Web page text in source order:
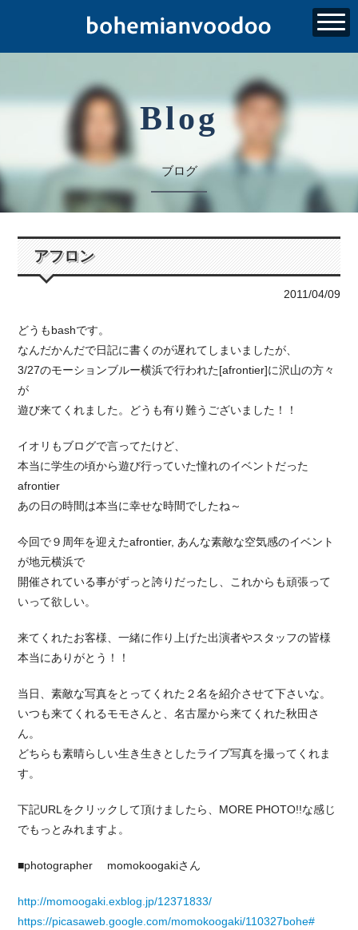
Blog
ブログ
アフロン
2011/04/09
どうもbashです。
なんだかんだで日記に書くのが遅れてしまいましたが、
3/27のモーションブルー横浜で行われた[afrontier]に沢山の方々
が
遊び来てくれました。どうも有り難うございました！！
イオリもブログで言ってたけど、
本当に学生の頃から遊び行っていた憧れのイベントだった
afrontier
あの日の時間は本当に幸せな時間でしたね～
今回で９周年を迎えたafrontier, あんな素敵な空気感のイベント
が地元横浜で
開催されている事がずっと誇りだったし、これからも頑張って
いって欲しい。
来てくれたお客様、一緒に作り上げた出演者やスタッフの皆様
本当にありがとう！！
当日、素敵な写真をとってくれた２名を紹介させて下さいな。
いつも来てくれるモモさんと、名古屋から来てくれた秋田さ
ん。
どちらも素晴らしい生き生きとしたライブ写真を撮ってくれま
す。
下記URLをクリックして頂けましたら、MORE PHOTO!!な感じ
でもっとみれますよ。
■photographer momokoogakiさん
http://momoogaki.exblog.jp/12371833/
https://picasaweb.google.com/momokoogaki/110327bohe#